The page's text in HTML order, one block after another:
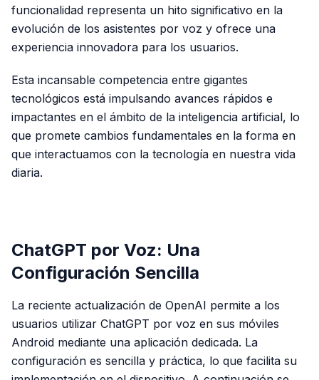
funcionalidad representa un hito significativo en la
evolución de los asistentes por voz y ofrece una
experiencia innovadora para los usuarios.
Esta incansable competencia entre gigantes
tecnológicos está impulsando avances rápidos e
impactantes en el ámbito de la inteligencia artificial, lo
que promete cambios fundamentales en la forma en
que interactuamos con la tecnología en nuestra vida
diaria.
ChatGPT por Voz: Una
Configuración Sencilla
La reciente actualización de OpenAI permite a los
usuarios utilizar ChatGPT por voz en sus móviles
Android mediante una aplicación dedicada. La
configuración es sencilla y práctica, lo que facilita su